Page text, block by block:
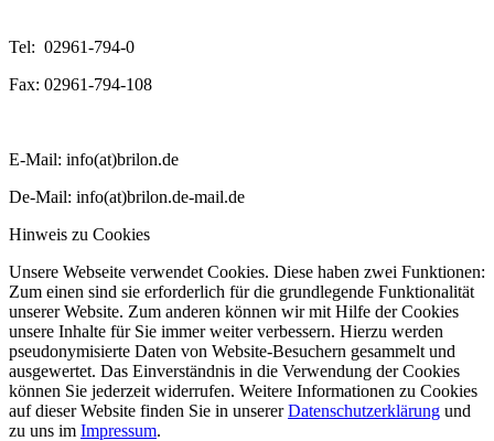
Tel: 02961-794-0
Fax: 02961-794-108
E-Mail: info(at)brilon.de
De-Mail: info(at)brilon.de-mail.de
Hinweis zu Cookies
Unsere Webseite verwendet Cookies. Diese haben zwei Funktionen:
Zum einen sind sie erforderlich für die grundlegende Funktionalität
unserer Website. Zum anderen können wir mit Hilfe der Cookies
unsere Inhalte für Sie immer weiter verbessern. Hierzu werden
pseudonymisierte Daten von Website-Besuchern gesammelt und
ausgewertet. Das Einverständnis in die Verwendung der Cookies
können Sie jederzeit widerrufen. Weitere Informationen zu Cookies
auf dieser Website finden Sie in unsererDatenschutzerklärung und
zu uns im Impressum.